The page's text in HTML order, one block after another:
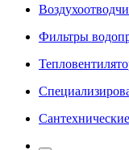
Фильтры